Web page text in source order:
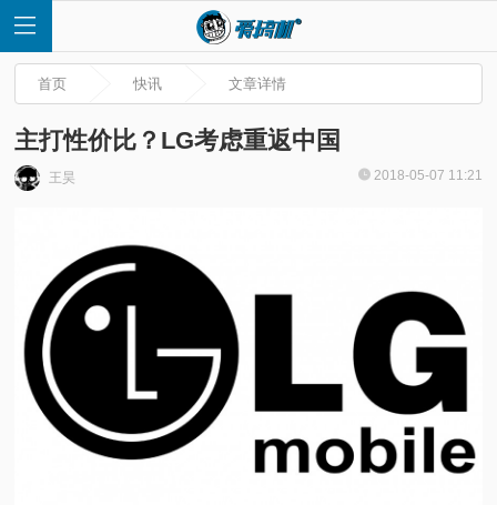
快
讯
首页 快讯 文章详情
主打性价比？LG考虑重返中国
王昊 2018-05-07 11:21